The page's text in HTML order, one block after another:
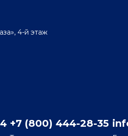
4-й этаж
+7 (800) 444-28-35